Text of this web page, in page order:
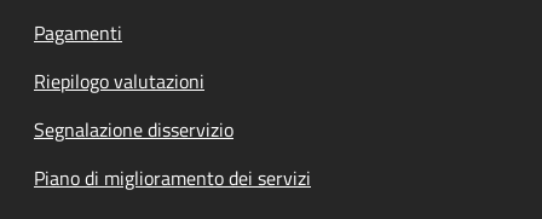
Pagamenti
Riepilogo valutazioni
Segnalazione disservizio
Piano di miglioramento dei servizi